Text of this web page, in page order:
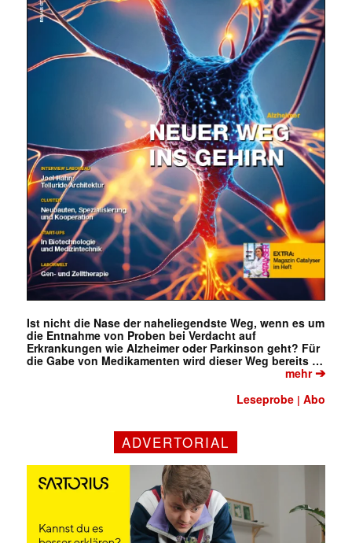
Ist nicht die Nase der naheliegendste Weg, wenn es um
die Entnahme von Proben bei Verdacht auf
Erkrankungen wie Alzheimer oder Parkinson geht? Für
die Gabe von Medikamenten wird dieser Weg bereits …
mehr➔
Leseprobe |Abo
ADVERTORIAL